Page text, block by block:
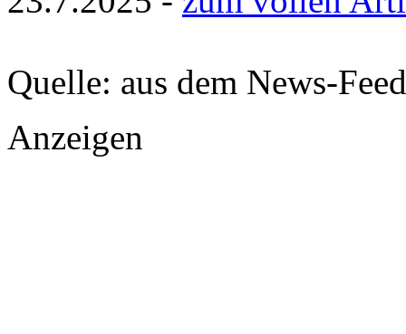
Quelle: aus dem News-
Anzeigen